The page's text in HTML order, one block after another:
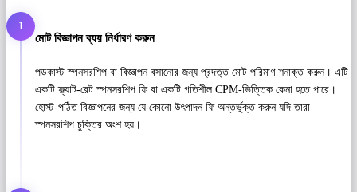
1
মোট বিজ্ঞাপন ব্যয় নির্ধারণ করুন
পডকাস্ট স্পনসরশিপ বা বিজ্ঞাপন বসানোর জন্য প্রদত্ত মোট পরিমাণ শনাক্ত করুন। এটি
একটি ফ্ল্যাট-রেট স্পনসরশিপ ফি বা একটি গতিশীল CPM-ভিত্তিক কেনা হতে পারে।
হোস্ট-পঠিত বিজ্ঞাপনের জন্য যে কোনো উৎপাদন ফি অন্তর্ভুক্ত করুন যদি তারা
স্পনসরশিপ চুক্তির অংশ হয়।